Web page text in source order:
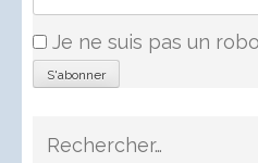
Je ne suis pas un
Rechercher :